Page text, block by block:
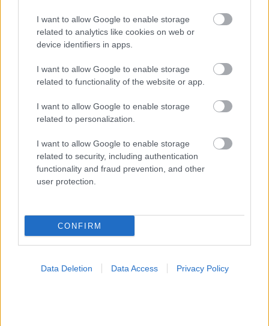
I want to allow Google to enable storage
related to analytics like cookies on web or
device identifiers in apps.
I want to allow Google to enable storage
related to functionality of the website or app.
I want to allow Google to enable storage
related to personalization.
I want to allow Google to enable storage
related to security, including authentication
functionality and fraud prevention, and other
user protection.
CONFIRM
Data Deletion Data Access Privacy Policy